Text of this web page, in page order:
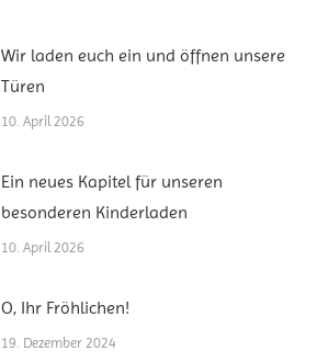
Wir laden euch ein und öffnen unsere
Türen
10. April 2026
Ein neues Kapitel für unseren
besonderen Kinderladen
10. April 2026
O, Ihr Fröhlichen!
19. Dezember 2024